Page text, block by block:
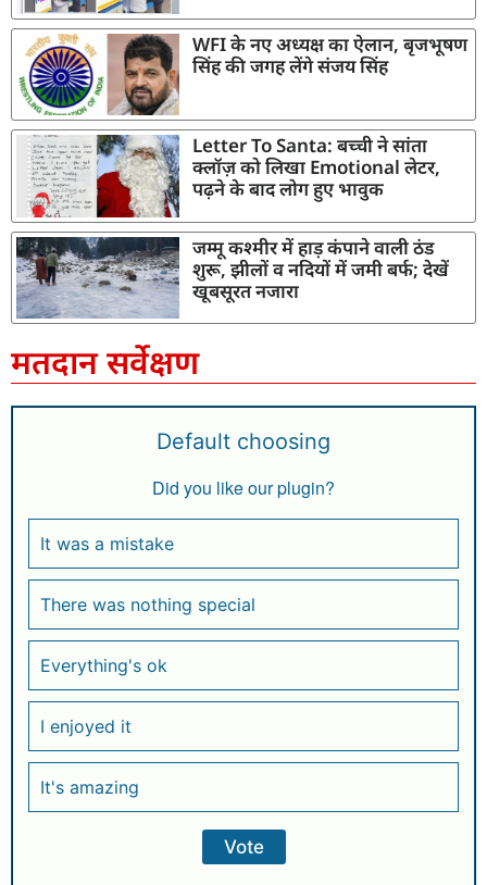
WFI के नए अध्यक्ष का ऐलान, बृजभूषण
सिंह की जगह लेंगे संजय सिंह
Letter To Santa: बच्ची ने सांता
क्लॉज़ को लिखा Emotional लेटर,
पढ़ने के बाद लोग हुए भावुक
जम्मू कश्मीर में हाड़ कंपाने वाली ठंड
शुरू, झीलों व नदियों में जमी बर्फ; देखें
खूबसूरत नजारा
मतदान सर्वेक्षण
Default choosing
Did you like our plugin?
It was a mistake
There was nothing special
Everything's ok
I enjoyed it
It's amazing